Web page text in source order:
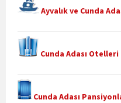
Ayvalık ve Cunda
Cunda Adası Otelleri
Cunda Adası